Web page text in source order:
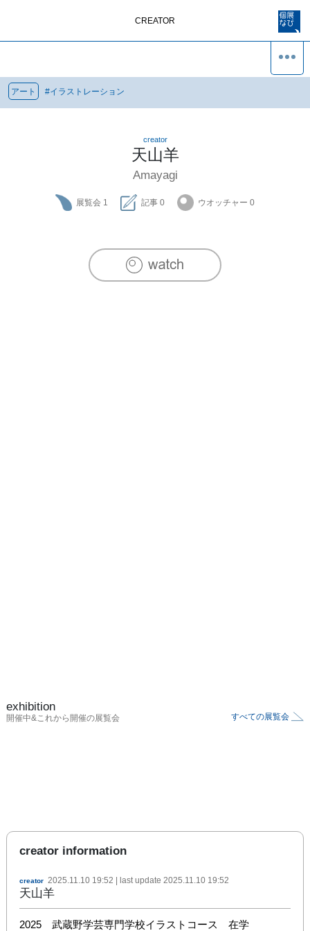
CREATOR
アート #イラストレーション
creator
天山羊
Amayagi
展覧会 1 記事 0 ウオッチャー 0
exhibition
開催中&これから開催の展覧会 すべての展覧会
creator information
creator 2025.11.10 19:52 | last update 2025.11.10 19:52
天山羊
2025　武蔵野学芸専門学校イラストコース　在学